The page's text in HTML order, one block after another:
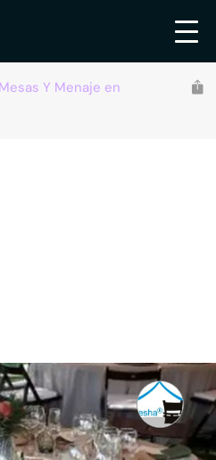
Y Menaje en